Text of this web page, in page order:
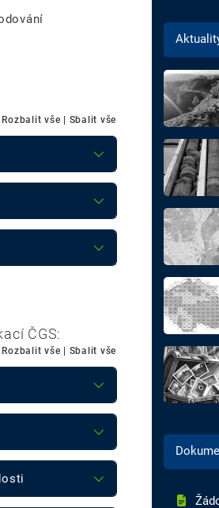
Rozbalit vše Sbalit vše
ČGS:
Rozbalit vše Sbalit vše